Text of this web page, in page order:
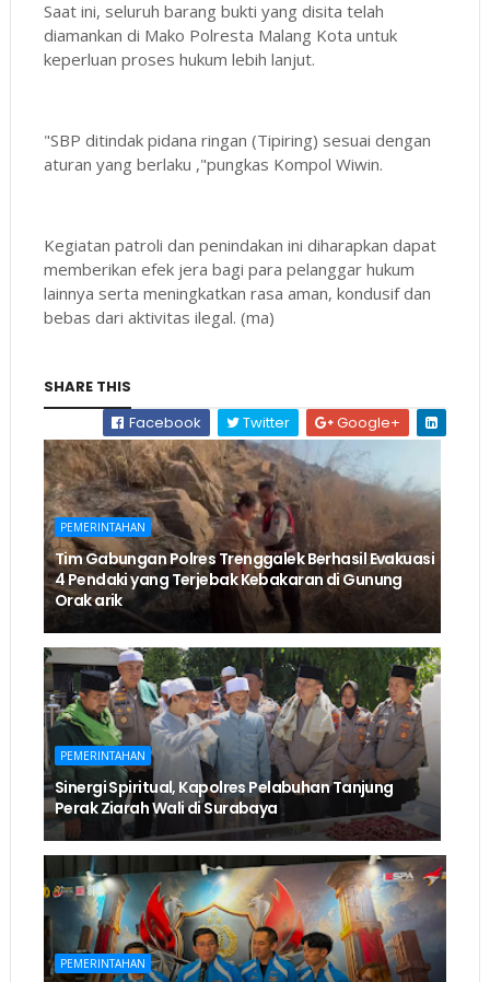
Saat ini, seluruh barang bukti yang disita telah
diamankan di Mako Polresta Malang Kota untuk
keperluan proses hukum lebih lanjut.
"SBP ditindak pidana ringan (Tipiring) sesuai dengan
aturan yang berlaku ,"pungkas Kompol Wiwin.
Kegiatan patroli dan penindakan ini diharapkan dapat
memberikan efek jera bagi para pelanggar hukum
lainnya serta meningkatkan rasa aman, kondusif dan
bebas dari aktivitas ilegal. (ma)
SHARE THIS
Facebook
Twitter Google+
PEMERINTAHAN
Tim Gabungan Polres Trenggalek Berhasil Evakuasi
4 Pendaki yang Terjebak Kebakaran di Gunung
Orak arik
PEMERINTAHAN
Sinergi Spiritual, Kapolres Pelabuhan Tanjung
Perak Ziarah Wali di Surabaya
PEMERINTAHAN